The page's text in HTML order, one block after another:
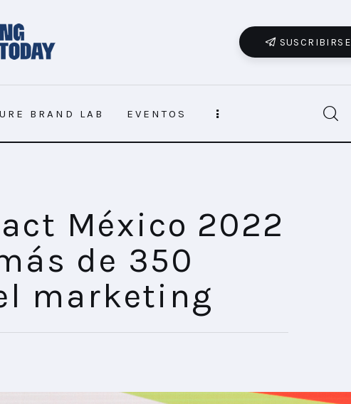
SUSCRIBIRSE
BRAND LAB EVENTOS
México 2022
de 350
marketing